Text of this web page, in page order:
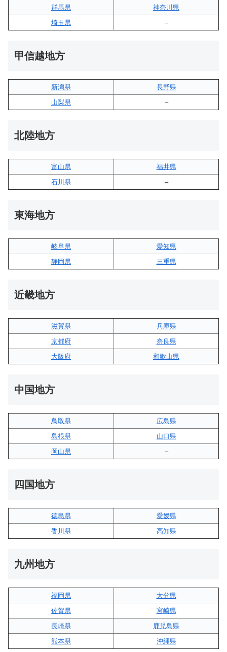
群馬県
神奈川県
埼玉県
–
甲信越地方
新潟県
長野県
山梨県
–
北陸地方
富山県
福井県
石川県
–
東海地方
岐阜県
愛知県
静岡県
三重県
近畿地方
滋賀県
兵庫県
京都府
奈良県
大阪府
和歌山県
中国地方
鳥取県
広島県
島根県
山口県
岡山県
–
四国地方
徳島県
愛媛県
香川県
高知県
九州地方
福岡県
大分県
佐賀県
宮崎県
長崎県
鹿児島県
熊本県
沖縄県